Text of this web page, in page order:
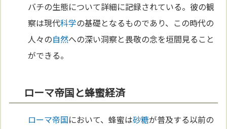
バチの生態について詳細に記録されている。彼の観
察は現代科学の基礎となるものであり、この時代の
人々の自然への深い洞察と畏敬の念を垣間見ること
ができる。
ローマ帝国と蜂蜜経済
ローマ帝国において、蜂蜜は砂糖が普及する以前の